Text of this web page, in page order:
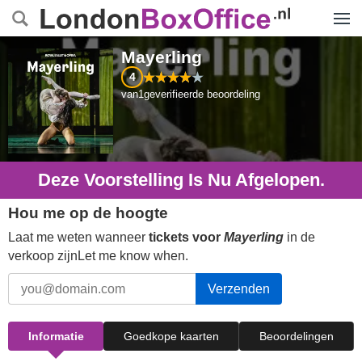
Mayerling
4
van1geverifieerde beoordeling
Deze Voorstelling Is Nu Afgelopen.
Hou me op de hoogte
Laat me weten wanneer tickets voor Mayerling in de
verkoop zijnLet me know when.
Verzenden
Informatie Goedkope kaarten Beoordelingen